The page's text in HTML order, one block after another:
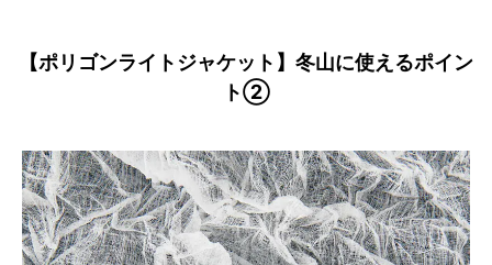
【ポリゴンライトジャケット】冬山に使えるポイン
ト②